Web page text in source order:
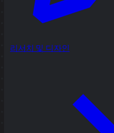
리서치 및 디자인